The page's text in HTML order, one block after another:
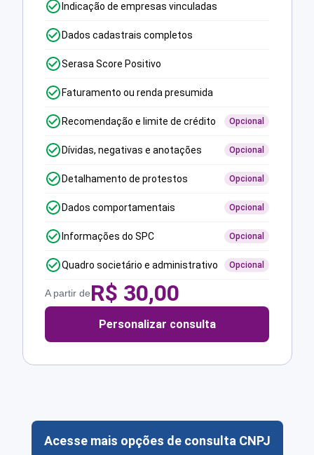
Indicação de empresas vinculadas
Dados cadastrais completos
Serasa Score Positivo
Faturamento ou renda presumida
Recomendação e limite de crédito Opcional
Dívidas, negativas e anotações Opcional
Detalhamento de protestos Opcional
Dados comportamentais Opcional
Informações do SPC Opcional
Quadro societário e administrativo Opcional
A partir deR$ 30,00
Personalizar consulta
Acesse mais opções de consulta CNPJ